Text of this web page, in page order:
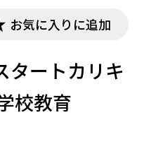
お気に入りに追加
タートカリキ
校教育